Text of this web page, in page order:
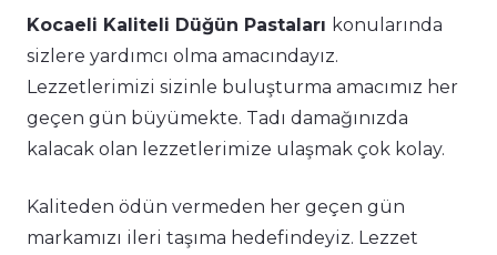
Kocaeli Kaliteli Düğün Pastaları konularında
sizlere yardımcı olma amacındayız.
Lezzetlerimizi sizinle buluşturma amacımız her
geçen gün büyümekte. Tadı damağınızda
kalacak olan lezzetlerimize ulaşmak çok kolay.
Kaliteden ödün vermeden her geçen gün
markamızı ileri taşıma hedefindeyiz. Lezzet